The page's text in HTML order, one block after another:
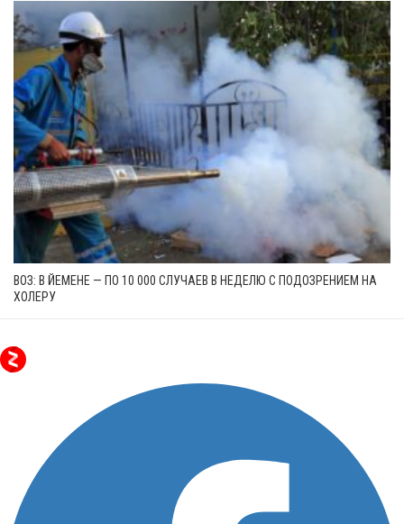
ВОЗ: В ЙЕМЕНЕ — ПО 10 000 СЛУЧАЕВ В НЕДЕЛЮ С ПОДОЗРЕНИЕМ НА
ХОЛЕРУ